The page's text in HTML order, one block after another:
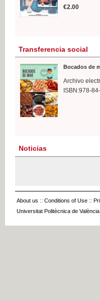
€2.00
Transferencia social
Bocados de
Archivo
ISBN:978-
Noticias
About us :: Conditions of Use ::
Universitat Politècnica de